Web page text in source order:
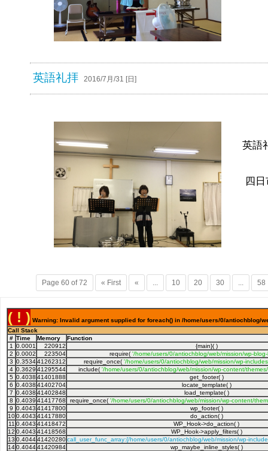
英語礼拝 2016/7月/31 [日]
英語
四日
Page 60 of 72 « First « ... 10 20 30 ... 58
( ! ) Warning: Invalid argument supplied for foreach() in /home/users/0/antiochblog/
Call Stack
# Time Memory
Function
1
0.0001 220912
{main}( )
2 0.0002 223504 require( '/home/users/0/antiochblog/web/mission/wp-
3 0.353441262312 require_once( '/home/users/0/antiochblog/web/mission/wp-
4 0.3629 41295544 include( '/home/users/0/antiochblog/web/mission/wp-content/
5 0.4038 41401888
get_footer( )
6 0.4038 41402704
locate_template( )
7 0.4038 41402848
load_template( )
8 0.4039 41417768 require_once( '/home/users/0/antiochblog/web/mission/wp-content/
9 0.4043 41417800
wp_footer( )
100.4043 41417880
do_action( )
11 0.4043 41418472
WP_Hook->do_action( )
12 0.4043 41418568
WP_Hook->apply_filters( )
13 0.404441420280call_user_func_array:{/home/users/0/antiochblog/web/mission/wp-
140.404441420984 wp_maybe_inline_styles( )